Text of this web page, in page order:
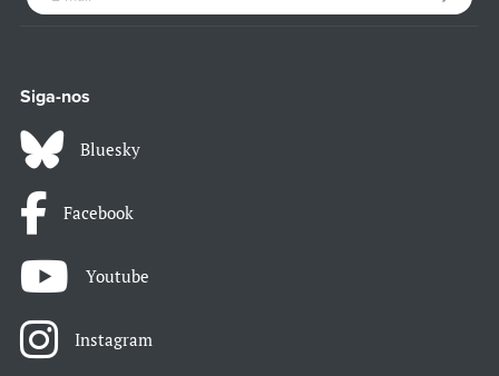
Siga-nos
Bluesky
Facebook
Youtube
Instagram